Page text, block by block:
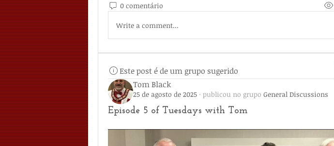
0 comentário
Write a comment...
Este post é de um grupo sugerido
Tom Black
25 de agosto de 2025 · publicou no grupo General Discussions
Episode 5 of Tuesdays with Tom